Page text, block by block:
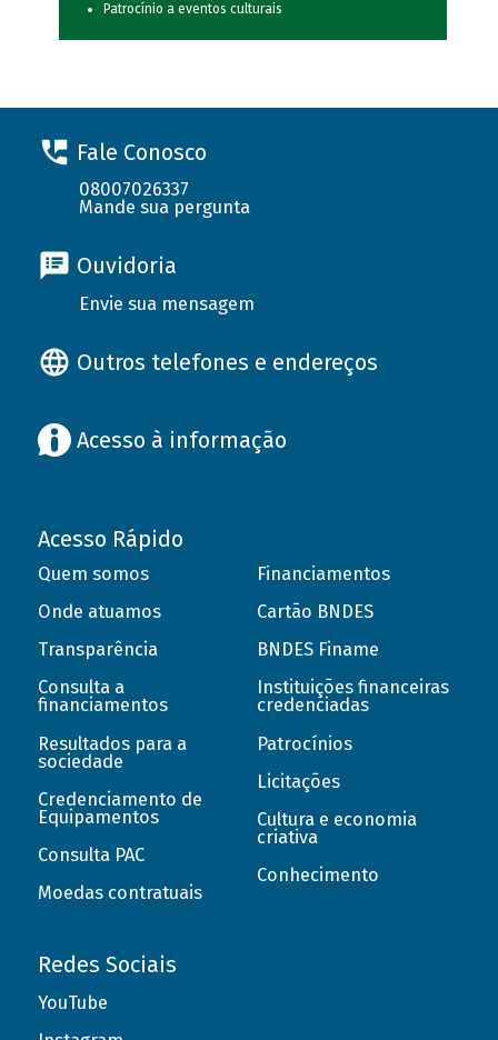
Patrocínio a eventos culturais
Fale Conosco
08007026337
Mande sua pergunta
Ouvidoria
Envie sua mensagem
Outros telefones e endereços
Acesso à informação
Acesso Rápido
Quem somos
Onde atuamos
Transparência
Consulta a
financiamentos
Resultados para a
sociedade
Credenciamento de
Equipamentos
Consulta PAC
Moedas contratuais
Financiamentos
Cartão BNDES
BNDES Finame
Instituições financeiras
credenciadas
Patrocínios
Licitações
Cultura e economia
criativa
Conhecimento
Redes Sociais
YouTube